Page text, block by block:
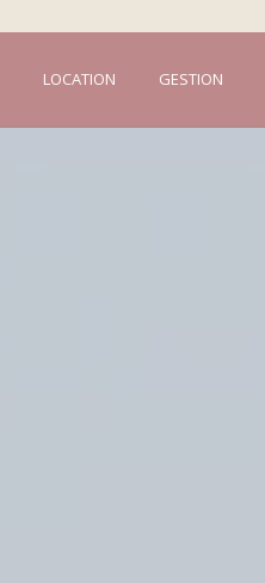
LOCATION GESTION